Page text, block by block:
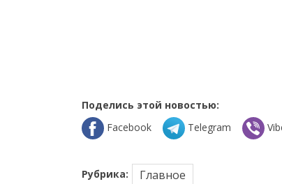
Поделись этой новостью:
Facebook
Telegram
Рубрика: Главное